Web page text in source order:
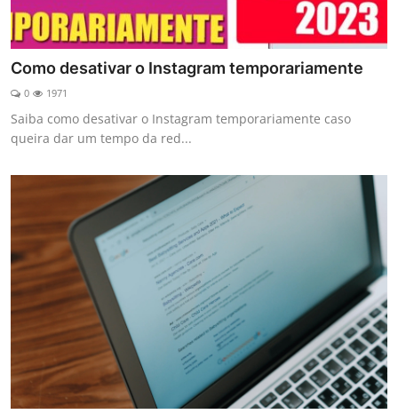
Como desativar o Instagram temporariamente
0 1971
Saiba como desativar o Instagram temporariamente caso
queira dar um tempo da red...